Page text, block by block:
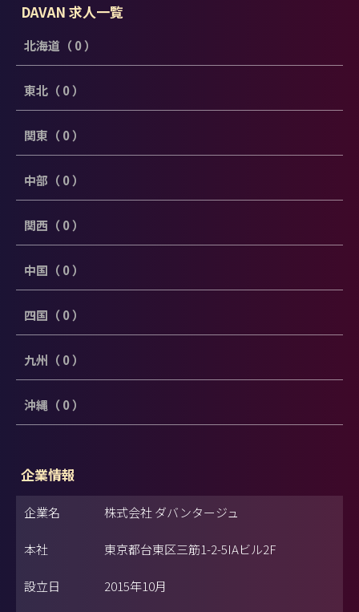
DAVAN 求人一覧
北海道（ 0 ）
東北（ 0 ）
関東（ 0 ）
中部（ 0 ）
関西（ 0 ）
中国（ 0 ）
四国（ 0 ）
九州（ 0 ）
沖縄（ 0 ）
企業情報
企業名 株式会社 ダバンタージュ
本社 東京都台東区三筋1-2-5IAビル2F
設立日 2015年10月